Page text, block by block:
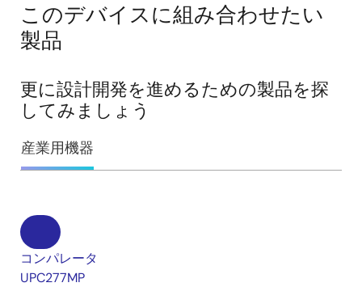
このデバイスに組み合わせたい
製品
更に設計開発を進めるための製品を探
してみましょう
産業用機器
コンパレータ
UPC277MP